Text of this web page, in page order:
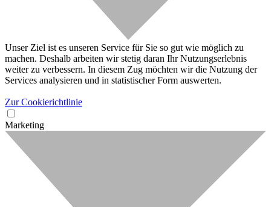
Unser Ziel ist es unseren Service für Sie so gut wie möglich zu
machen. Deshalb arbeiten wir stetig daran Ihr Nutzungserlebnis
weiter zu verbessern. In diesem Zug möchten wir die Nutzung der
Services analysieren und in statistischer Form auswerten.
Zur Cookierichtlinie
Marketing